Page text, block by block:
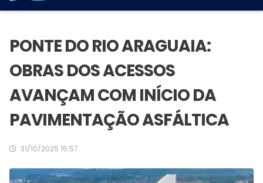
PONTE DO RIO ARAGUAIA:
OBRAS DOS ACESSOS
AVANÇAM COM INÍCIO DA
PAVIMENTAÇÃO ASFÁLTICA
31/10/2025 15:57